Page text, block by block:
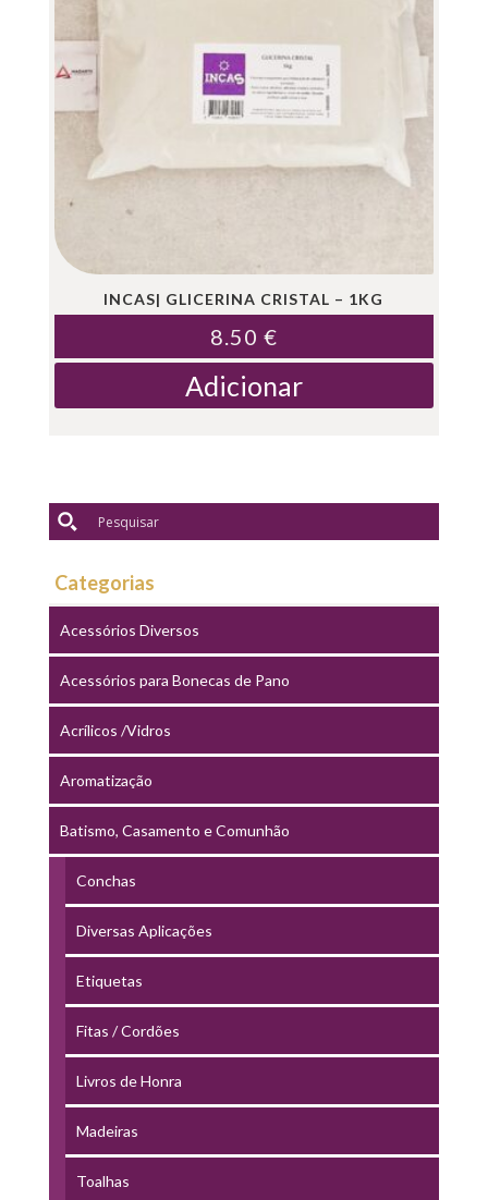
INCAS| GLICERINA CRISTAL – 1KG
8.50 €
Adicionar
Categorias
Acessórios Diversos
Acessórios para Bonecas de Pano
Acrílicos /Vidros
Aromatização
Batismo, Casamento e Comunhão
Conchas
Diversas Aplicações
Etiquetas
Fitas / Cordões
Livros de Honra
Madeiras
Toalhas